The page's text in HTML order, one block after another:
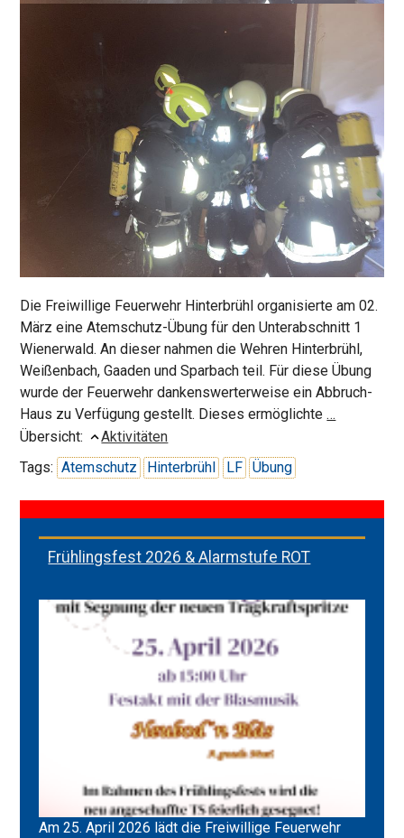
Die Freiwillige Feuerwehr Hinterbrühl organisierte am 02.
März eine Atemschutz-Übung für den Unterabschnitt 1
Wienerwald. An dieser nahmen die Wehren Hinterbrühl,
Weißenbach, Gaaden und Sparbach teil. Für diese Übung
wurde der Feuerwehr dankenswerterweise ein Abbruch-
Haus zu Verfügung gestellt. Dieses ermöglichte…
Übersicht:
Aktivitäten
Tags: Atemschutz Hinterbrühl LF Übung
Frühlingsfest 2026 & Alarmstufe ROT
Am 25. April 2026 lädt die Freiwillige Feuerwehr